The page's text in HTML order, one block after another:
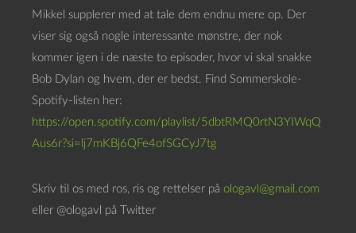
Mikkel supplerer med at tale dem endnu mere op. Der
viser sig også nogle interessante mønstre, der nok
kommer igen i de næste to episoder, hvor vi skal snakke
Bob Dylan og hvem, der er bedst. Find Sommerskole-
Spotify-listen her:
https://open.spotify.com/playlist/5dbtRMQ0rtN3YIWqQ
Aus6r?si=lj7mKBj6QFe4ofSGCyJ7tg
Skriv til os med ros, ris og rettelser på ologavl@gmail.com
eller @ologavl på Twitter